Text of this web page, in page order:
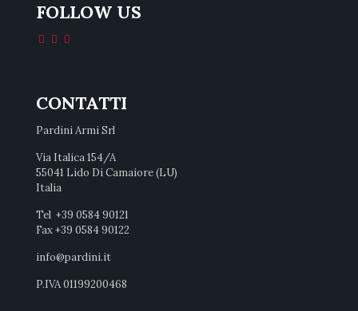
FOLLOW US
CONTATTI
Pardini Armi Srl
Via Italica 154/A
55041 Lido Di Camaiore (LU)
Italia
Tel +39 0584 90121
Fax +39 0584 90122
info@pardini.it
P.IVA 01199200468